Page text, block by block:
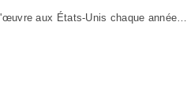
aux États-Unis chaque année…